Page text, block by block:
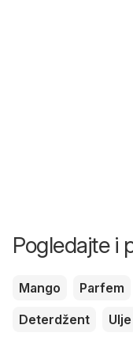
Pogledajte i
Mango Parfem
Deterdžent
Ulje